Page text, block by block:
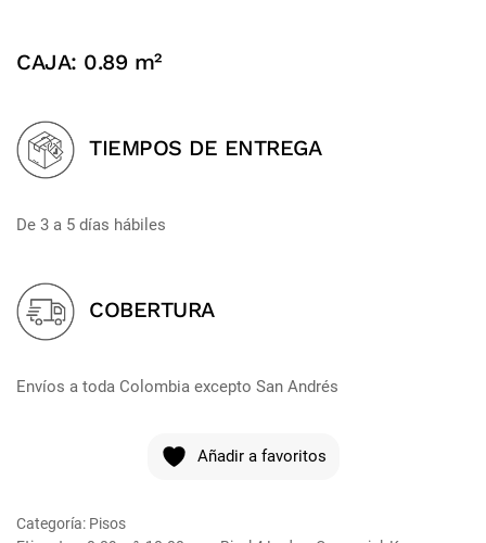
CAJA: 0.89 m²
TIEMPOS DE ENTREGA
De 3 a 5 días hábiles
COBERTURA
Envíos a toda Colombia excepto San Andrés
Añadir a favoritos
Categoría: Pisos